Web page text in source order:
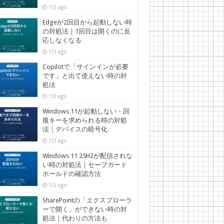
1日 ago
Edgeが2回目から起動しない時
の対処法｜1回目は開くのに反
応しなくなる
1日 ago
Copilotで「サインインが必要
です」と出て使えない時の対
処法
1日 ago
Windows 11が起動しない・回
復キーを求められる時の対処
法｜デバイスの暗号化
1日 ago
Windows 11 25H2が配信されな
い時の対処法｜セーフガード
ホールドの確認方法
1日 ago
SharePointの「エクスプローラ
ーで開く」ができない時の対
処法｜代わりの方法も